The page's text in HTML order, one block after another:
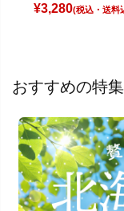
¥3,280(税込)
おすすめの特集